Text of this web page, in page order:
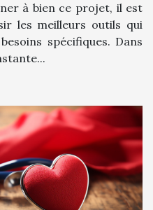
à bien ce projet, il est
les meilleurs outils qui
spécifiques. Dans